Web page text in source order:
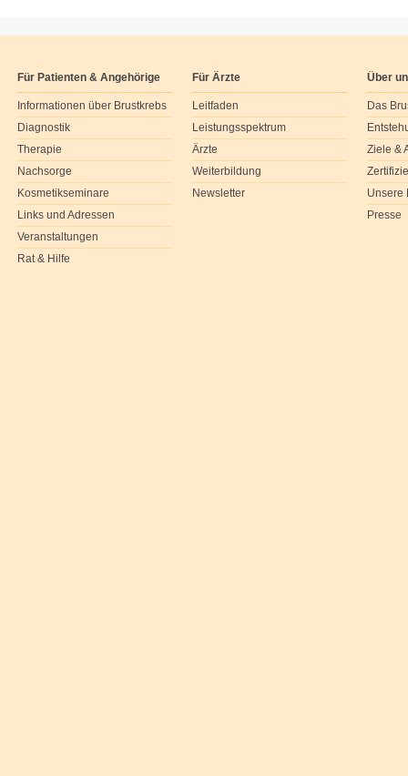
Für Patienten & Angehörige
Informationen über Brustkrebs
Diagnostik
Therapie
Nachsorge
Kosmetikseminare
Links und Adressen
Veranstaltungen
Rat & Hilfe
Für Ärzte
Leitfaden
Leistungsspektrum
Ärzte
Weiterbildung
Newsletter
Über
Das
Ziele &
Unsere
Presse